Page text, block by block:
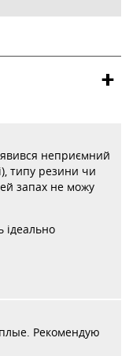
неприємний
типу резини чи
запах не можу
ідеально
Рекомендую